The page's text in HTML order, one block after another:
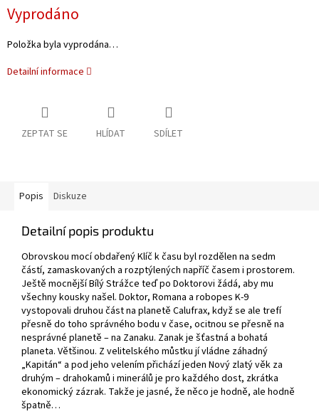
cena:
Vyprodáno
Položka byla vyprodána…
Detailní informace
ZEPTAT SE HLÍDAT SDÍLET
Popis Diskuze
Detailní popis produktu
Obrovskou mocí obdařený Klíč k času byl rozdělen na sedm
částí, zamaskovaných a rozptýlených napříč časem i prostorem.
Ještě mocnější Bílý Strážce teď po Doktorovi žádá, aby mu
všechny kousky našel. Doktor, Romana a robopes K-9
vystopovali druhou část na planetě Calufrax, když se ale trefí
přesně do toho správného bodu v čase, ocitnou se přesně na
nesprávné planetě – na Zanaku. Zanak je šťastná a bohatá
planeta. Většinou. Z velitelského můstku jí vládne záhadný
„Kapitán“ a pod jeho velením přichází jeden Nový zlatý věk za
druhým – drahokamů i minerálů je pro každého dost, zkrátka
ekonomický zázrak. Takže je jasné, že něco je hodně, ale hodně
špatně…